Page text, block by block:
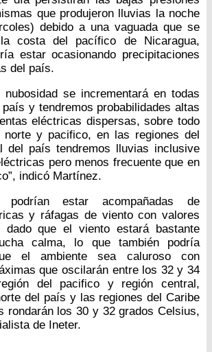
que produjeron lluvias la noche
debido a una vaguada que se
costa del pacífico de Nicaragua,
estar ocasionando precipitaciones
del país.
se incrementará en todas
y tendremos probabilidades altas
eléctricas dispersas, sobre todo
norte y pacifico, en las regiones del
del país tendremos lluvias inclusive
pero menos frecuente que en
indicó Martínez.
podrían estar acompañadas de
y ráfagas de viento con valores
que el viento estará bastante
calma, lo que también podría
el ambiente sea caluroso con
que oscilarán entre los 32 y 34
del pacifico y región central,
del país y las regiones del Caribe
rondarán los 30 y 32 grados Celsius,
de Ineter.